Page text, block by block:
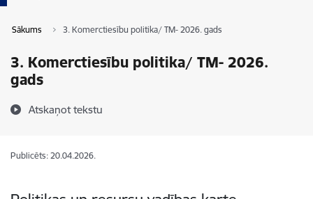
Sākums 3. Komerctiesību politika/ TM- 2026. gads
3. Komerctiesību politika/ TM- 2026.
gads
Atskaņot tekstu
Publicēts: 20.04.2026.